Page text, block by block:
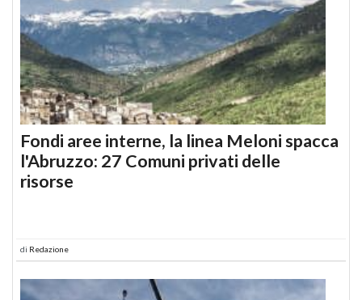
Fondi aree interne, la linea Meloni spacca
l'Abruzzo: 27 Comuni privati delle
risorse
di Redazione